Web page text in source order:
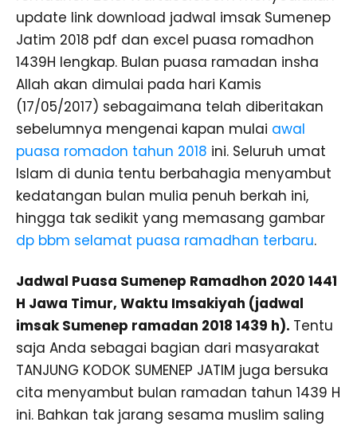
update link download jadwal imsak Sumenep
Jatim 2018 pdf dan excel puasa romadhon
1439H lengkap. Bulan puasa ramadan insha
Allah akan dimulai pada hari Kamis
(17/05/2017) sebagaimana telah diberitakan
sebelumnya mengenai kapan mulai awal
puasa romadon tahun 2018 ini. Seluruh umat
Islam di dunia tentu berbahagia menyambut
kedatangan bulan mulia penuh berkah ini,
hingga tak sedikit yang memasang gambar
dp bbm selamat puasa ramadhan terbaru.
Jadwal Puasa Sumenep Ramadhon 2020 1441
H Jawa Timur, Waktu Imsakiyah (jadwal
imsak Sumenep ramadan 2018 1439 h). Tentu
saja Anda sebagai bagian dari masyarakat
TANJUNG KODOK SUMENEP JATIM juga bersuka
cita menyambut bulan ramadan tahun 1439 H
ini. Bahkan tak jarang sesama muslim saling